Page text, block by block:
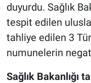
duyurdu. Sağlık
tespit edilen
tahliye edilen 3
numunelerin
Sağlık Bakanlığı